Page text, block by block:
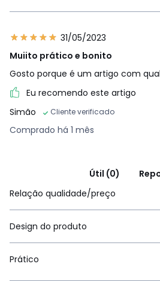
31/05/2023
Muiito prático e bonito
Gosto porque é um artigo com
Eu recomendo este artigo
Simão
Cliente verificado
Comprado há 1 mês
Útil (0)
Relação qualidade/preço
Design do produto
Prático